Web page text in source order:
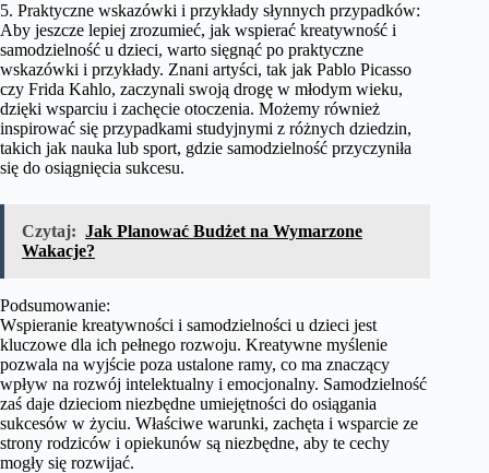
5. Praktyczne wskazówki i przykłady słynnych przypadków:
Aby jeszcze lepiej zrozumieć, jak wspierać kreatywność i
samodzielność u dzieci, warto sięgnąć po praktyczne
wskazówki i przykłady. Znani artyści, tak jak Pablo Picasso
czy Frida Kahlo, zaczynali swoją drogę w młodym wieku,
dzięki wsparciu i zachęcie otoczenia. Możemy również
inspirować się przypadkami studyjnymi z różnych dziedzin,
takich jak nauka lub sport, gdzie samodzielność przyczyniła
się do osiągnięcia sukcesu.
Czytaj: Jak Planować Budżet na Wymarzone
Wakacje?
Podsumowanie:
Wspieranie kreatywności i samodzielności u dzieci jest
kluczowe dla ich pełnego rozwoju. Kreatywne myślenie
pozwala na wyjście poza ustalone ramy, co ma znaczący
wpływ na rozwój intelektualny i emocjonalny. Samodzielność
zaś daje dzieciom niezbędne umiejętności do osiągania
sukcesów w życiu. Właściwe warunki, zachęta i wsparcie ze
strony rodziców i opiekunów są niezbędne, aby te cechy
mogły się rozwijać.